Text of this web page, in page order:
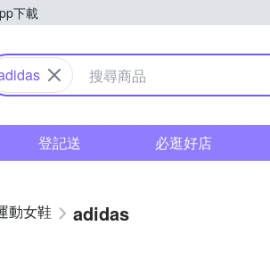
下載
購物中心
登記送 必逛好店
動女鞋 adidas